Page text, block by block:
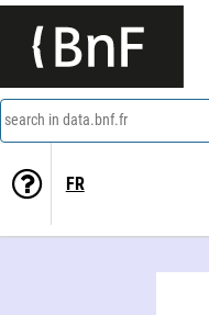
search in data.bnf.fr
FR